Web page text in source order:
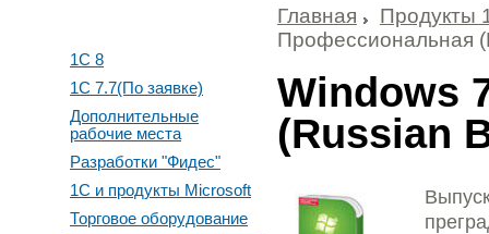
1С 8
1С 7.7(По заявке)
Дополнительные
рабочие места
Разработки "Фидес"
1С и продукты Microsoft
Торговое оборудование
Главная
Продукты
Профессиональная
Windows
(Russian